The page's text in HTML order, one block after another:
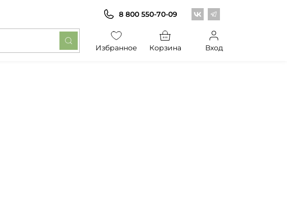
Центр обоев во
Центр обоев в
8 800 550-70-09
Избранное Корзина Вход